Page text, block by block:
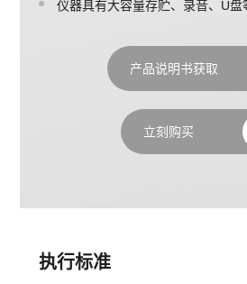
仪器具有大容量存贮、录音、U盘
产品说明书获取
立刻购买
执行标准